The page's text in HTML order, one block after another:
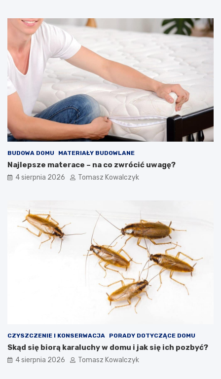
BUDOWA DOMU MATERIAŁY BUDOWLANE
Najlepsze materace – na co zwrócić uwagę?
4 sierpnia 2026 Tomasz Kowalczyk
CZYSZCZENIE I KONSERWACJA PORADY DOTYCZĄCE DOMU
Skąd się biorą karaluchy w domu i jak się ich pozbyć?
4 sierpnia 2026 Tomasz Kowalczyk